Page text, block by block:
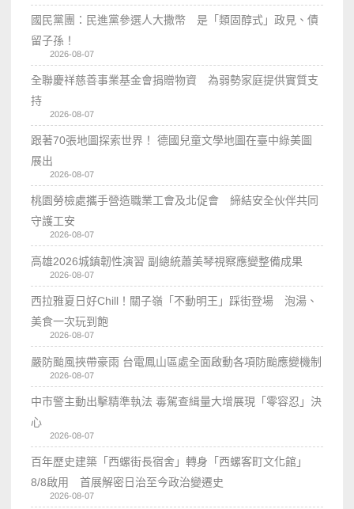
國民黨團：民進黨參選人大撒幣 是「類固醇式」政見、債
留子孫！
2026-08-07
全聯慶祥慈善事業基金會捐贈物資 為弱勢家庭提供實質支
持
2026-08-07
跟著70張地圖探索世界！ 德國兒童文學地圖在臺中綠美圖
展出
2026-08-07
桃園勞檢處攜手營造職業工會及北促會 締結安全伙伴共同
守護工安
2026-08-07
高雄2026城鎮韌性演習 副總統蕭美琴視察應變整備成果
2026-08-07
西拉雅夏日好Chill！關子嶺「不動明王」踩街登場 泡湯、
美食一次玩到飽
2026-08-07
嚴防颱風挾帶豪雨 台電鳳山區處全面啟動各項防颱應變機制
2026-08-07
中市警主動出擊精準執法 毒駕查緝量大增展現「零容忍」決
心
2026-08-07
百年歷史建築「西螺街長宿舍」轉身「西螺客町文化館」
8/8啟用 首展解密日治至今政治變遷史
2026-08-07